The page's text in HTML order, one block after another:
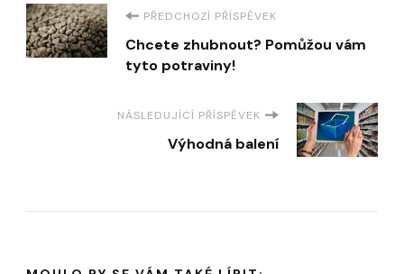
Navigace
příspěvku
PŘEDCHOZÍ PŘÍSPĚVEK
Chcete zhubnout? Pomůžou vám
tyto potraviny!
NÁSLEDUJÍCÍ PŘÍSPĚVEK
Výhodná balení